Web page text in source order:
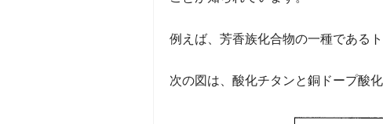
例えば、芳香族化合物の一種である
次の図は、酸化チタンと銅ドープ酸